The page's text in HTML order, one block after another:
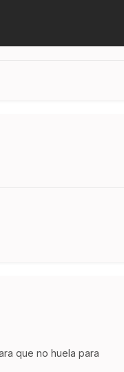
que no huela para